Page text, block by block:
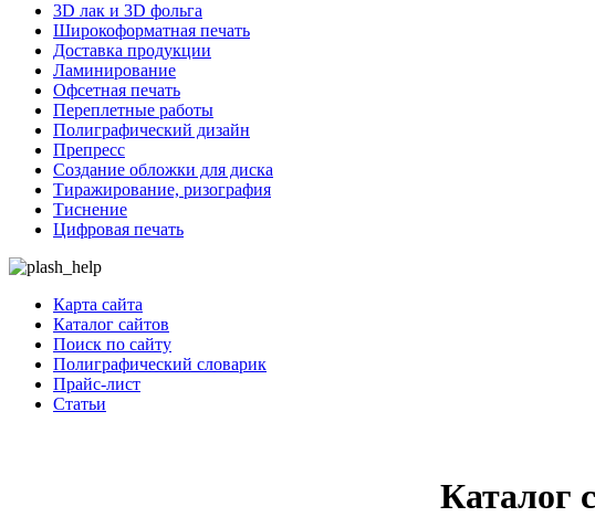
3D лак и 3D фольга
Широкоформатная печать
Доставка продукции
Ламинирование
Офсетная печать
Переплетные работы
Полиграфический дизайн
Препресс
Создание обложки для диска
Тиражирование, ризография
Тиснение
Цифровая печать
Карта сайта
Каталог сайтов
Поиск по сайту
Полиграфический словарик
Прайс-лист
Статьи
Каталог